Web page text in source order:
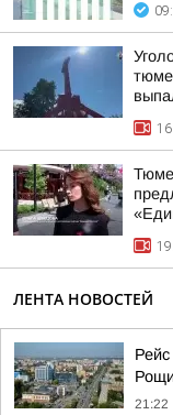
ЛЕНТА НОВОСТЕЙ
21:22